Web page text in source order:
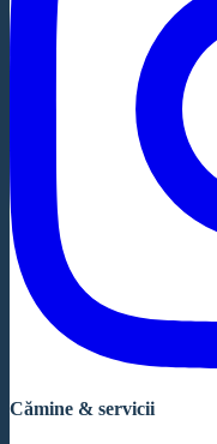
Cămine & servicii